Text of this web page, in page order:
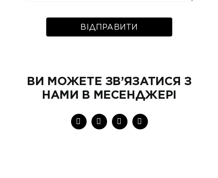
ВІДПРАВИТИ
ВИ МОЖЕТЕ ЗВ’ЯЗАТИСЯ З
НАМИ В МЕСЕНДЖЕРІ